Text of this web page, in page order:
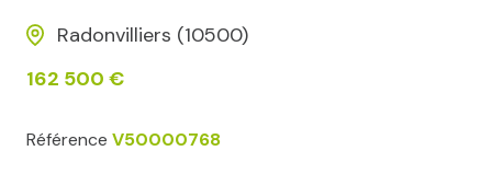
Radonvilliers (10500)
162 500 €
Référence V50000768